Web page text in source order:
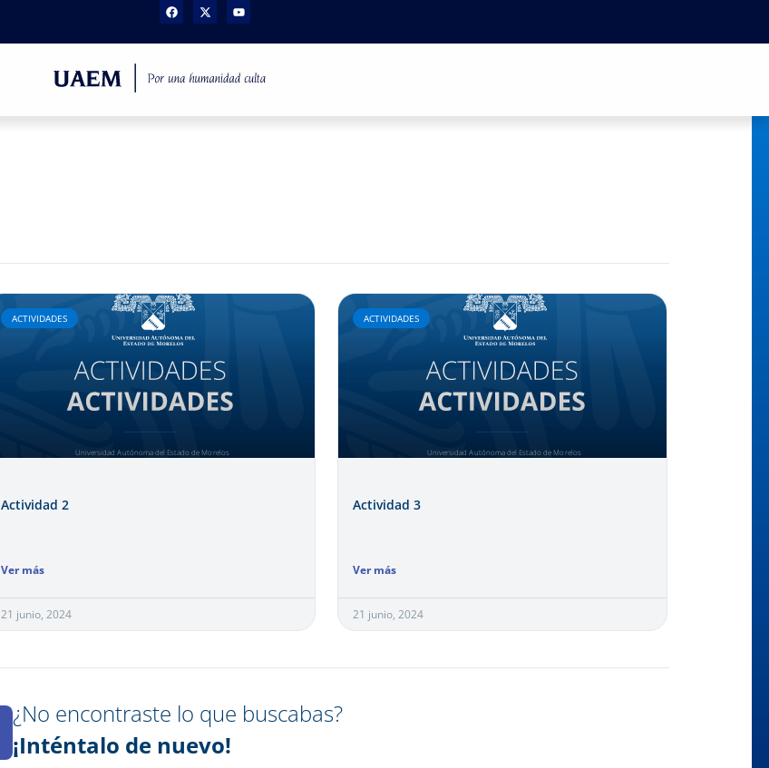
ACTIVIDADES
Actividad 2
Ver más
21 junio, 2024
ACTIVIDADES
Actividad 3
Ver más
21 junio, 2024
¿No encontraste lo que buscabas?​
¡Inténtalo de nuevo!​